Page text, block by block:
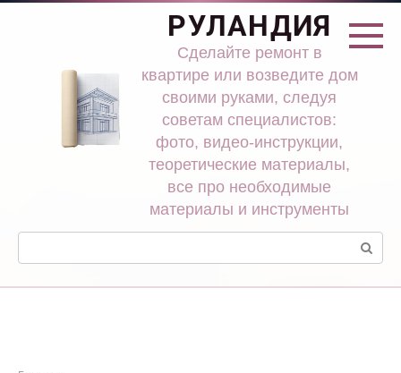
Перейти
РУЛАНДИЯ
Сделайте ремонт в
квартире или возведите дом
своими руками, следуя
советам специалистов:
фото, видео-инструкции,
теоретические материалы,
все про необходимые
материалы и инструменты
Поиск: